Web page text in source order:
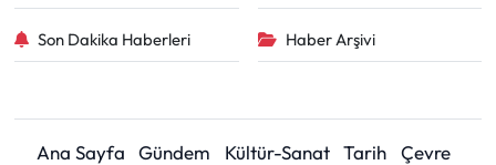
Son Dakika Haberleri Haber Arşivi
Ana Sayfa Gündem Kültür-Sanat Tarih
Çevre